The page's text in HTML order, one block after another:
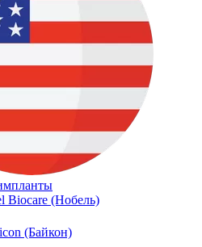
Biocare (Нобель)
(Байкон)